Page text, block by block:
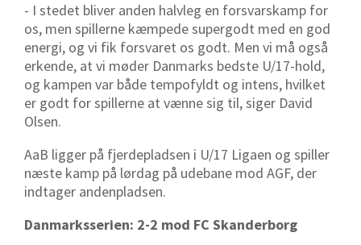
- I stedet bliver anden halvleg en forsvarskamp for
os, men spillerne kæmpede supergodt med en god
energi, og vi fik forsvaret os godt. Men vi må også
erkende, at vi møder Danmarks bedste U/17-hold,
og kampen var både tempofyldt og intens, hvilket
er godt for spillerne at vænne sig til, siger David
Olsen.
AaB ligger på fjerdepladsen i U/17 Ligaen og spiller
næste kamp på lørdag på udebane mod AGF, der
indtager andenpladsen.
Danmarksserien: 2-2 mod FC Skanderborg